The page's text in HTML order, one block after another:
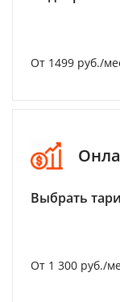
От 1499 руб./
Выбрать
От 1 300 руб./